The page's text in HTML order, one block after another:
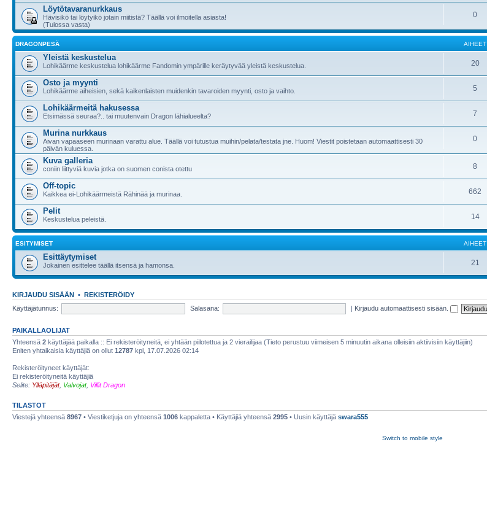
Löytötavaranurkkaus
Hävisikö tai löytyikö jotain miitistä? Täällä voi ilmoitella asiasta!
(Tulossa vasta)
0
DRAGONPESÄ AIHEET
Yleistä keskustelua
Lohikäärme keskustelua lohikäärme Fandomin ympärille keräytyvää yleistä keskustelua. 20
Osto ja myynti
Lohikäärme aiheisien, sekä kaikenlaisten muidenkin tavaroiden myynti, osto ja vaihto. 5
Lohikäärmeitä hakusessa
Etsimässä seuraa?.. tai muutenvain Dragon lähialueelta? 7
Murina nurkkaus
Aivan vapaaseen murinaan varattu alue. Täällä voi tutustua muihin/pelata/testata jne. Huom! Viestit poistetaan automaattisesti 30
päivän kuluessa.
0
Kuva galleria
coniin liittyviä kuvia jotka on suomen conista otettu 8
Off-topic
Kaikkea ei-Lohikäärmeistä Rähinää ja murinaa. 662
Pelit
Keskustelua peleistä. 14
ESITYMISET AIHEET
Esittäytymiset
Jokainen esittelee täällä itsensä ja hamonsa. 21
KIRJAUDU SISÄÄN • REKISTERÖIDY
Käyttäjätunnus:
Salasana: | Kirjaudu automaattisesti sisään.
PAIKALLAOLIJAT
Yhteensä 2 käyttäjää paikalla :: Ei rekisteröityneitä, ei yhtään piilotettua ja 2 vierailijaa (Tieto perustuu viimeisen 5 minuutin aikana olleisiin aktiivisiin käyttäjiin)
Eniten yhtaikaisia käyttäjiä on ollut 12787 kpl, 17.07.2026 02:14
Rekisteröityneet käyttäjät:
Ei rekisteröityneitä käyttäjiä
Selite: Ylläpitäjät, Valvojat, Villit Dragon
TILASTOT
Viestejä yhteensä 8967 • Viestiketjuja on yhteensä 1006 kappaletta • Käyttäjiä yhteensä 2995 • Uusin käyttäjä swara555
Switch to mobile style